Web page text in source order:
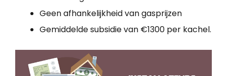
Geen afhankelijkheid van gasprijzen
Gemiddelde subsidie van €1300 per kachel.